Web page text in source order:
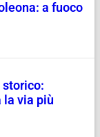
a fuoco
la via più